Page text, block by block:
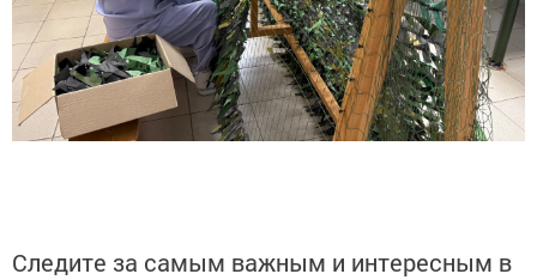
Следите за самым важным и интересным в